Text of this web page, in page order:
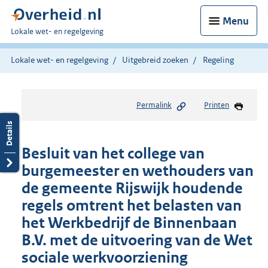
Menu
U
bent
hier:
Lokale wet- en regelgeving
Lokale wet- en regelgeving Uitgebreid zoeken Regeling
Permalink Printen
Besluit van het college van
burgemeester en wethouders van
de gemeente Rijswijk houdende
regels omtrent het belasten van
het Werkbedrijf de Binnenbaan
B.V. met de uitvoering van de Wet
sociale werkvoorziening